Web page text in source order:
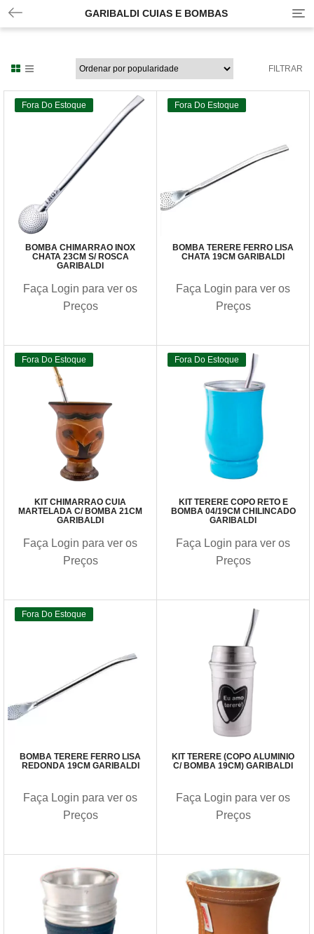
GARIBALDI CUIAS E BOMBAS
T
o
l
n
FILTRAR
Fora Do Estoque
BOMBA CHIMARRÃO INOX
CHATA 23CM S/ ROSCA
GARIBALDI
Faça Login para ver os
Preços
Fora Do Estoque
BOMBA TERERÊ FERRO LISA
CHATA 19CM GARIBALDI
Faça Login para ver os
Preços
Fora Do Estoque
KIT CHIMARRÃO CUIA
MARTELADA C/ BOMBA 21CM
GARIBALDI
Faça Login para ver os
Preços
Fora Do Estoque
KIT TERERE COPO RETO E
BOMBA 04/19CM CHILINCADO
GARIBALDI
Faça Login para ver os
Preços
Fora Do Estoque
BOMBA TERERÊ FERRO LISA
REDONDA 19CM GARIBALDI
Faça Login para ver os
Preços
KIT TERERÊ (COPO ALUMÍNIO
C/ BOMBA 19CM) GARIBALDI
Faça Login para ver os
Preços